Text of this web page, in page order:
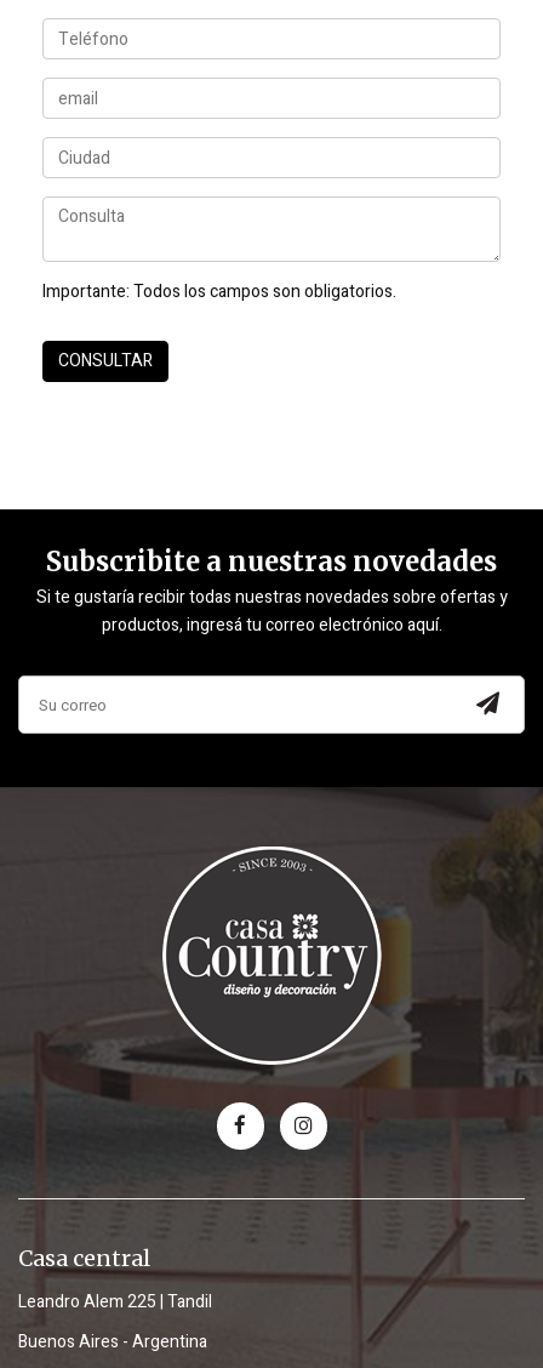
Importante:Todos los campos son obligatorios.
Subscribite a nuestras novedades
Si te gustaría recibir todas nuestras novedades sobre ofertas y
productos, ingresá tu correo electrónico aquí.
Casa central
Leandro Alem 225 | Tandil
Buenos Aires - Argentina